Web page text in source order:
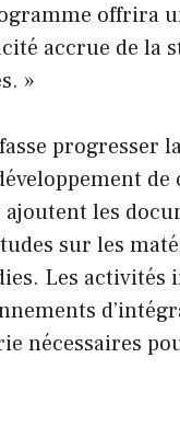
offrira
accrue de la
»
progresser
les
sur les
Les
nécessaires